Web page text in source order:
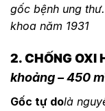
gốc bệnh ung
khoa năm 1931
2. CHỐNG OXI
khoảng – 450
Gốc tự dolà